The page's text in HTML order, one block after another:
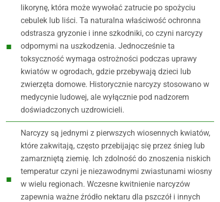
likorynę, która może wywołać zatrucie po spożyciu
cebulek lub liści. Ta naturalna właściwość ochronna
odstrasza gryzonie i inne szkodniki, co czyni narcyzy
odpornymi na uszkodzenia. Jednocześnie ta
toksyczność wymaga ostrożności podczas uprawy
kwiatów w ogrodach, gdzie przebywają dzieci lub
zwierzęta domowe. Historycznie narcyzy stosowano w
medycynie ludowej, ale wyłącznie pod nadzorem
doświadczonych uzdrowicieli.
Narcyzy są jednymi z pierwszych wiosennych kwiatów,
które zakwitają, często przebijając się przez śnieg lub
zamarzniętą ziemię. Ich zdolność do znoszenia niskich
temperatur czyni je niezawodnymi zwiastunami wiosny
w wielu regionach. Wczesne kwitnienie narcyzów
zapewnia ważne źródło nektaru dla pszczół i innych